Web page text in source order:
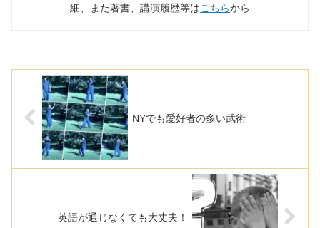
細、また著書、講演履歴等はこちらから
NYでも愛好者の多い武術
英語が通じなくても大丈夫！